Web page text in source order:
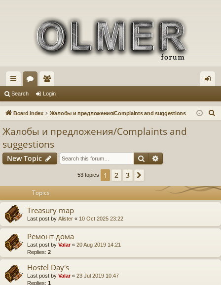
ui
ck
or
u
e
m in
Search Login
Board index Жалобы и предложения/Complaints and suggestions
Жалобы и предложения/Complaints and
suggestions
New Topic Search
53 topics 1 2 3
Topics
Treasury map
Last post by Alister « 10 Oct 2025 23:22
Ремонт дома
Last post by Valar« 20 Aug 2019 14:21
Replies: 2
Hostel Day's
Last post by Valar« 23 Jul 2019 10:47
Replies: 1